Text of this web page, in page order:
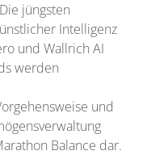
jüngsten
Intelligenz
und Wallrich AI
werden
und
Balance dar.